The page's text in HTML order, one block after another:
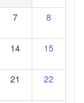
7 8
14 15
21 22